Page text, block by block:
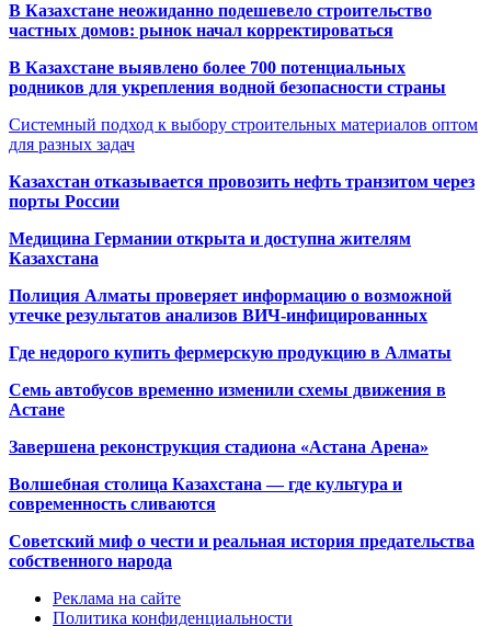
В Казахстане неожиданно подешевело строительство
частных домов: рынок начал корректироваться
В Казахстане выявлено более 700 потенциальных
родников для укрепления водной безопасности страны
Системный подход к выбору строительных материалов оптом
для разных задач
Казахстан отказывается провозить нефть транзитом через
порты России
Медицина Германии открыта и доступна жителям
Казахстана
Полиция Алматы проверяет информацию о возможной
утечке результатов анализов ВИЧ-инфицированных
Где недорого купить фермерскую продукцию в Алматы
Семь автобусов временно изменили схемы движения в
Астане
Завершена реконструкция стадиона «Астана Арена»
Волшебная столица Казахстана — где культура и
современность сливаются
Советский миф о чести и реальная история предательства
собственного народа
Реклама на сайте
Политика конфиденциальности